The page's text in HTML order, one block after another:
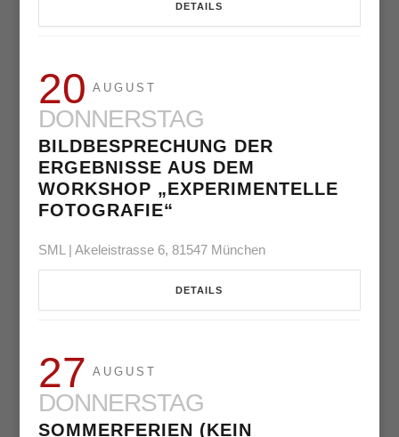
DETAILS
20 AUGUST
DONNERSTAG
BILDBESPRECHUNG DER
ERGEBNISSE AUS DEM
WORKSHOP „EXPERIMENTELLE
FOTOGRAFIE“
SML | Akeleistrasse 6, 81547 München
DETAILS
27 AUGUST
DONNERSTAG
SOMMERFERIEN (KEIN